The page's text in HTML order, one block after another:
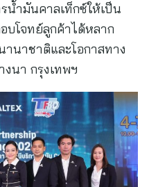
น้ำมันคาลเท็กซ์ให้เป็น
บโจทย์ลูกค้าได้หลาก
นาชาติและโอกาสทาง
งนา กรุงเทพฯ